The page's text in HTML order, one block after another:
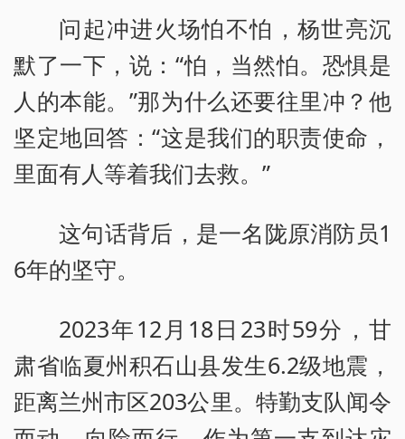
问起冲进火场怕不怕，杨世亮沉
默了一下，说：“怕，当然怕。恐惧是
人的本能。”那为什么还要往里冲？他
坚定地回答：“这是我们的职责使命，
里面有人等着我们去救。”
这句话背后，是一名陇原消防员1
6年的坚守。
2023年12月18日23时59分，甘
肃省临夏州积石山县发生6.2级地震，
距离兰州市区203公里。特勤支队闻令